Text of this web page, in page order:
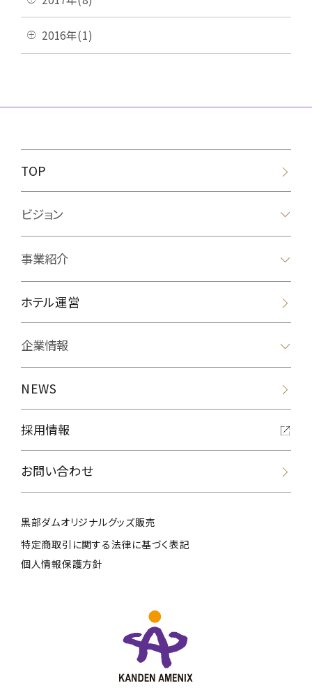
2016年(1)
TOP
ビジョン
事業紹介
ホテル運営
企業情報
NEWS
採用情報
お問い合わせ
黒部ダムオリジナルグッズ販売
特定商取引に関する法律に基づく表記
個人情報保護方針